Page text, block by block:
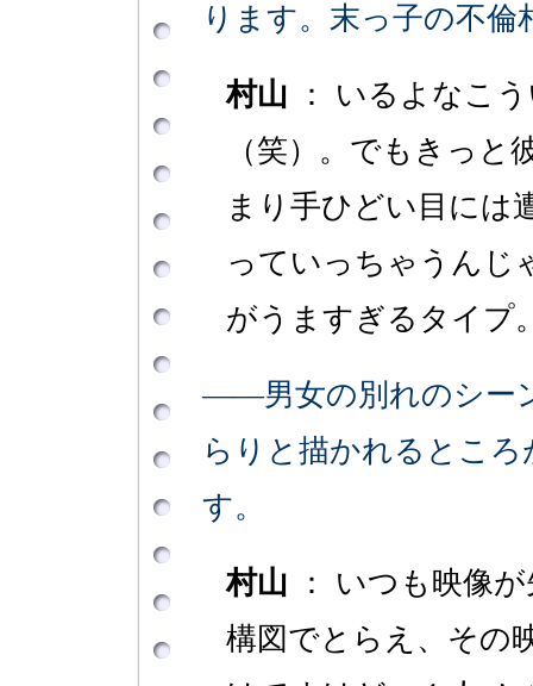
ります。末っ子の不倫
村山 ： いるよなこ
（笑）。でもきっ
まり手ひどい目には
っていっちゃうんじ
がうますぎるタイプ
――男女の別れのシー
らりと描かれるとこ
す。
村山 ： いつも映像
構図でとらえ、その